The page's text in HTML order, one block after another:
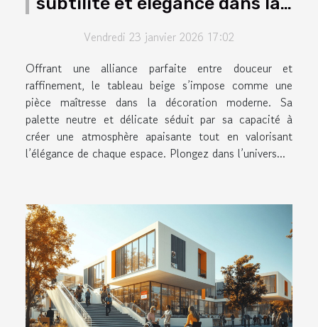
Vendredi 23 janvier 2026 17:02
Offrant une alliance parfaite entre douceur et
raffinement, le tableau beige s’impose comme une
pièce maîtresse dans la décoration moderne. Sa
palette neutre et délicate séduit par sa capacité à
créer une atmosphère apaisante tout en valorisant
l’élégance de chaque espace. Plongez dans l’univers...